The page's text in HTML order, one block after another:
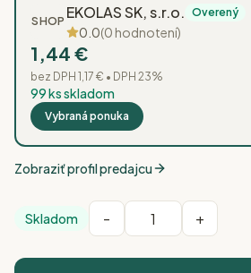
SHOP EKOLAS SK, s.r.o. Overený
0.0(0 hodnotení)
1,44 €
bez DPH 1,17 € • DPH 23%
99 ks skladom
Vybraná ponuka
Zobraziť profil predajcu
Skladom -
Množstvo produktu
+